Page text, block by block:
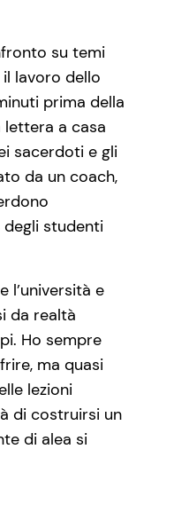
su temi
lavoro dello
prima della
lettera a casa
sacerdoti e gli
da un coach,
studenti
l’università e
da realtà
Ho sempre
ma quasi
lezioni
di costruirsi un
di alea si